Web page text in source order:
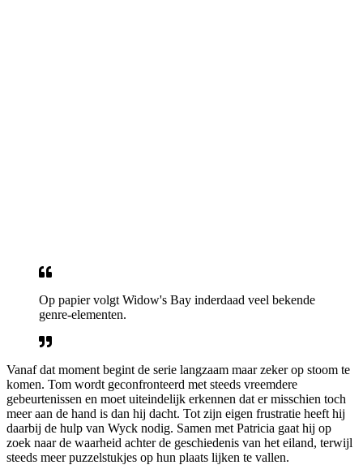
Op papier volgt Widow's Bay inderdaad veel bekende
genre-elementen.
Vanaf dat moment begint de serie langzaam maar zeker op stoom te
komen. Tom wordt geconfronteerd met steeds vreemdere
gebeurtenissen en moet uiteindelijk erkennen dat er misschien toch
meer aan de hand is dan hij dacht. Tot zijn eigen frustratie heeft hij
daarbij de hulp van Wyck nodig. Samen met Patricia gaat hij op
zoek naar de waarheid achter de geschiedenis van het eiland, terwijl
steeds meer puzzelstukjes op hun plaats lijken te vallen.